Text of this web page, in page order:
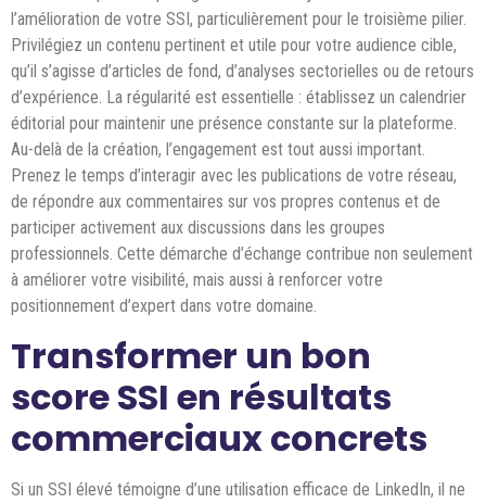
l’amélioration de votre SSI, particulièrement pour le troisième pilier.
Privilégiez un contenu pertinent et utile pour votre audience cible,
qu’il s’agisse d’articles de fond, d’analyses sectorielles ou de retours
d’expérience. La régularité est essentielle : établissez un calendrier
éditorial pour maintenir une présence constante sur la plateforme.
Au-delà de la création, l’engagement est tout aussi important.
Prenez le temps d’interagir avec les publications de votre réseau,
de répondre aux commentaires sur vos propres contenus et de
participer activement aux discussions dans les groupes
professionnels. Cette démarche d’échange contribue non seulement
à améliorer votre visibilité, mais aussi à renforcer votre
positionnement d’expert dans votre domaine.
Transformer un bon
score SSI en résultats
commerciaux concrets
Si un SSI élevé témoigne d’une utilisation efficace de LinkedIn, il ne